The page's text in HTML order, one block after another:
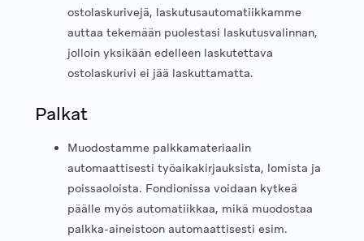
ostolaskurivejä, laskutusautomatiikkamme
auttaa tekemään puolestasi laskutusvalinnan,
jolloin yksikään edelleen laskutettava
ostolaskurivi ei jää laskuttamatta.
Palkat
Muodostamme palkkamateriaalin
automaattisesti työaikakirjauksista, lomista ja
poissaoloista. Fondionissa voidaan kytkeä
päälle myös automatiikkaa, mikä muodostaa
palkka-aineistoon automaattisesti esim.